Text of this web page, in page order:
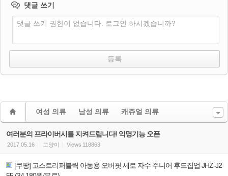
댓글 쓰기
댓글 쓰기 권한이 없습니다. 로그인 하시겠습니까?
여성 의류 남성 의류 캐쥬얼 의류
여러분의 프라이버시를 지켜드립니다! 익명기능 오픈
2017.05.16 고양이 Views 118863
[쿠팡] 고스트리퍼블릭 아동용 오버핏 세로 자수 주니어 후드집업 JHZ-J2